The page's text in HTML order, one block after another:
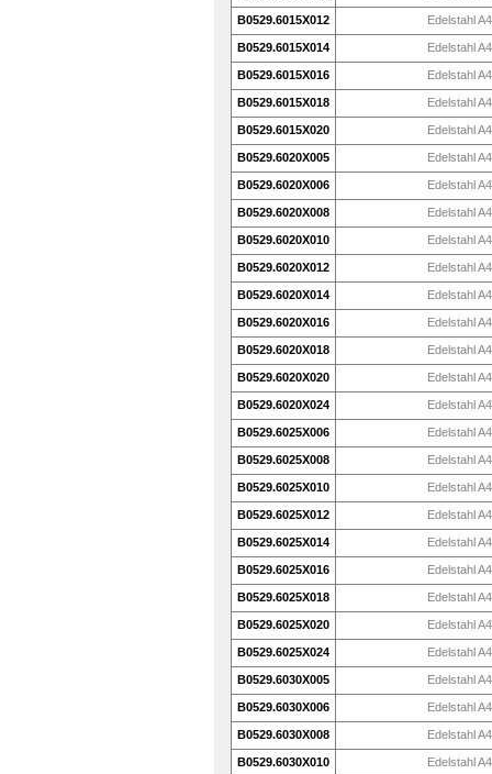
B0529.6015X012 Edelstahl A4
B0529.6015X014 Edelstahl A4
B0529.6015X016 Edelstahl A4
B0529.6015X018 Edelstahl A4
B0529.6015X020 Edelstahl A4
B0529.6020X005 Edelstahl A4
B0529.6020X006 Edelstahl A4
B0529.6020X008 Edelstahl A4
B0529.6020X010 Edelstahl A4
B0529.6020X012 Edelstahl A4
B0529.6020X014 Edelstahl A4
B0529.6020X016 Edelstahl A4
B0529.6020X018 Edelstahl A4
B0529.6020X020 Edelstahl A4
B0529.6020X024 Edelstahl A4
B0529.6025X006 Edelstahl A4
B0529.6025X008 Edelstahl A4
B0529.6025X010 Edelstahl A4
B0529.6025X012 Edelstahl A4
B0529.6025X014 Edelstahl A4
B0529.6025X016 Edelstahl A4
B0529.6025X018 Edelstahl A4
B0529.6025X020 Edelstahl A4
B0529.6025X024 Edelstahl A4
B0529.6030X005 Edelstahl A4
B0529.6030X006 Edelstahl A4
B0529.6030X008 Edelstahl A4
B0529.6030X010 Edelstahl A4